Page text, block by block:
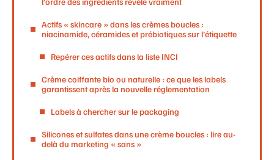
Actifs « skincare » dans les crèmes boucles :
niacinamide, céramides et prébiotiques sur l’étiquette
Repérer ces actifs dans la liste INCI
Crème coiffante bio ou naturelle : ce que les labels
garantissent après la nouvelle réglementation
Labels à chercher sur le packaging
Silicones et sulfates dans une crème boucles : lire au-
delà du marketing « sans »